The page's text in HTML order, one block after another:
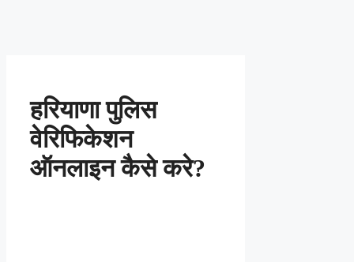
हरियाणा पुलिस
वेरिफिकेशन
ऑनलाइन कैसे करे?